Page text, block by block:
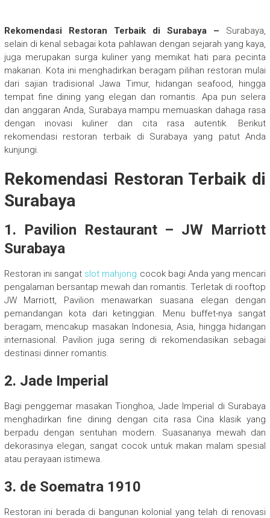
Rekomendasi Restoran Terbaik di Surabaya – Surabaya,
selain di kenal sebagai kota pahlawan dengan sejarah yang kaya,
juga merupakan surga kuliner yang memikat hati para pecinta
makanan. Kota ini menghadirkan beragam pilihan restoran mulai
dari sajian tradisional Jawa Timur, hidangan seafood, hingga
tempat fine dining yang elegan dan romantis. Apa pun selera
dan anggaran Anda, Surabaya mampu memuaskan dahaga rasa
dengan inovasi kuliner dan cita rasa autentik. Berikut
rekomendasi restoran terbaik di Surabaya yang patut Anda
kunjungi.
Rekomendasi Restoran Terbaik di
Surabaya
1. Pavilion Restaurant – JW Marriott
Surabaya
Restoran ini sangat slot mahjong cocok bagi Anda yang mencari
pengalaman bersantap mewah dan romantis. Terletak di rooftop
JW Marriott, Pavilion menawarkan suasana elegan dengan
pemandangan kota dari ketinggian. Menu buffet-nya sangat
beragam, mencakup masakan Indonesia, Asia, hingga hidangan
internasional. Pavilion juga sering di rekomendasikan sebagai
destinasi dinner romantis.
2. Jade Imperial
Bagi penggemar masakan Tionghoa, Jade Imperial di Surabaya
menghadirkan fine dining dengan cita rasa Cina klasik yang
berpadu dengan sentuhan modern. Suasananya mewah dan
dekorasinya elegan, sangat cocok untuk makan malam spesial
atau perayaan istimewa.
3. de Soematra 1910
Restoran ini berada di bangunan kolonial yang telah di renovasi